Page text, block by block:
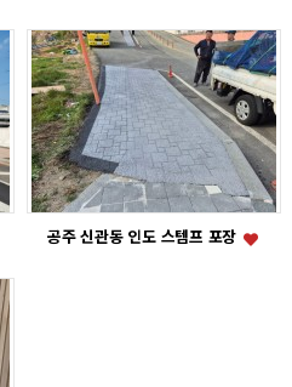
공주 신관동 인도 스템프 포장